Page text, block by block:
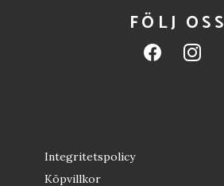
FÖLJ OSS
facebookinstagram
Integritetspolicy
Köpvillkor